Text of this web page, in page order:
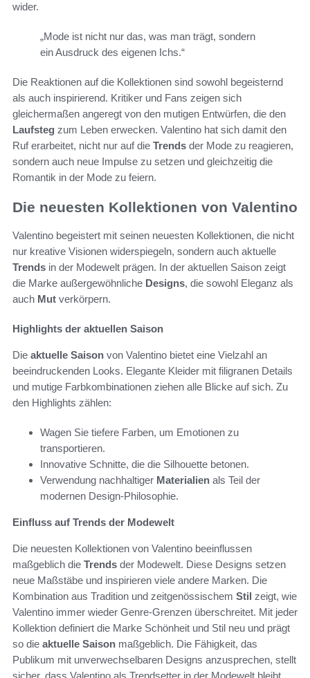
wider.
„Mode ist nicht nur das, was man trägt, sondern
ein Ausdruck des eigenen Ichs.“
Die Reaktionen auf die Kollektionen sind sowohl begeisternd
als auch inspirierend. Kritiker und Fans zeigen sich
gleichermaßen angeregt von den mutigen Entwürfen, die den
Laufsteg zum Leben erwecken. Valentino hat sich damit den
Ruf erarbeitet, nicht nur auf die Trends der Mode zu reagieren,
sondern auch neue Impulse zu setzen und gleichzeitig die
Romantik in der Mode zu feiern.
Die neuesten Kollektionen von Valentino
Valentino begeistert mit seinen neuesten Kollektionen, die nicht
nur kreative Visionen widerspiegeln, sondern auch aktuelle
Trends in der Modewelt prägen. In der aktuellen Saison zeigt
die Marke außergewöhnliche Designs, die sowohl Eleganz als
auch Mut verkörpern.
Highlights der aktuellen Saison
Die aktuelle Saison von Valentino bietet eine Vielzahl an
beeindruckenden Looks. Elegante Kleider mit filigranen Details
und mutige Farbkombinationen ziehen alle Blicke auf sich. Zu
den Highlights zählen:
Wagen Sie tiefere Farben, um Emotionen zu
transportieren.
Innovative Schnitte, die die Silhouette betonen.
Verwendung nachhaltiger Materialien als Teil der
modernen Design-Philosophie.
Einfluss auf Trends der Modewelt
Die neuesten Kollektionen von Valentino beeinflussen
maßgeblich die Trends der Modewelt. Diese Designs setzen
neue Maßstäbe und inspirieren viele andere Marken. Die
Kombination aus Tradition und zeitgenössischem Stil zeigt, wie
Valentino immer wieder Genre-Grenzen überschreitet. Mit jeder
Kollektion definiert die Marke Schönheit und Stil neu und prägt
so die aktuelle Saison maßgeblich. Die Fähigkeit, das
Publikum mit unverwechselbaren Designs anzusprechen, stellt
sicher, dass Valentino als Trendsetter in der Modewelt bleibt.